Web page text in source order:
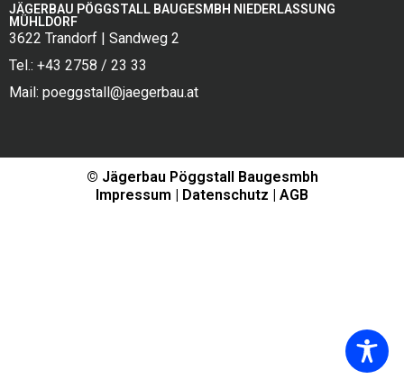
JÄGERBAU PÖGGSTALL BAUGESMBH NIEDERLASSUNG
MÜHLDORF
3622 Trandorf | Sandweg 2
Tel.: +43 2758 / 23 33
Mail: poeggstall@jaegerbau.at
© Jägerbau Pöggstall Baugesmbh
Impressum | Datenschutz | AGB